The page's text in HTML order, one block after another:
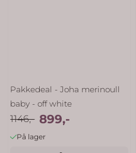
Pakkedeal - Joha merinoull
baby - off white
1146,- 899,-
På lager